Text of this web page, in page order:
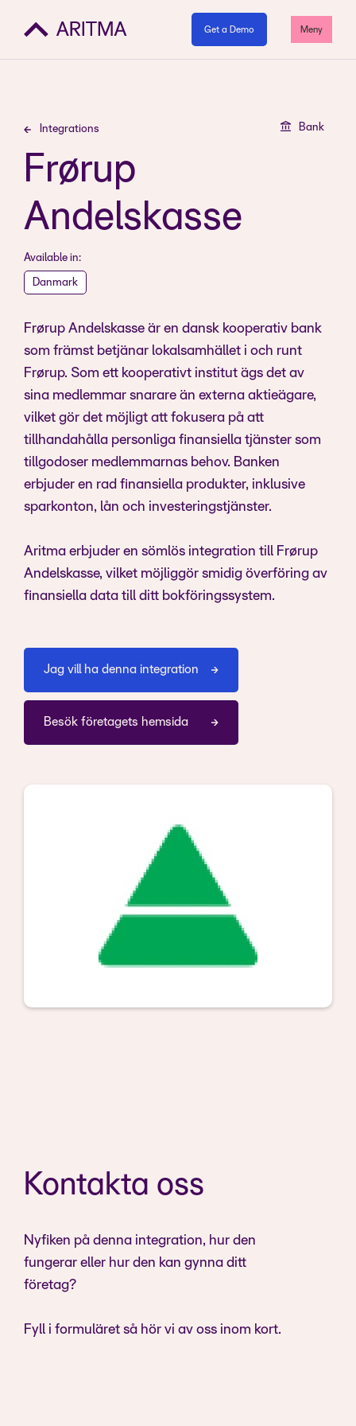
Get a Demo Meny
Integrations Bank
Frørup
Andelskasse
Available in:
Danmark
Frørup Andelskasse är en dansk kooperativ bank
som främst betjänar lokalsamhället i och runt
Frørup. Som ett kooperativt institut ägs det av
sina medlemmar snarare än externa aktieägare,
vilket gör det möjligt att fokusera på att
tillhandahålla personliga finansiella tjänster som
tillgodoser medlemmarnas behov. Banken
erbjuder en rad finansiella produkter, inklusive
sparkonton, lån och investeringstjänster.
Aritma erbjuder en sömlös integration till Frørup
Andelskasse, vilket möjliggör smidig överföring av
finansiella data till ditt bokföringssystem.
Jag vill ha denna integration
Besök företagets hemsida
Kontakta oss
Nyfiken på denna integration, hur den
fungerar eller hur den kan gynna ditt
företag?
Fyll i formuläret så hör vi av oss inom kort.